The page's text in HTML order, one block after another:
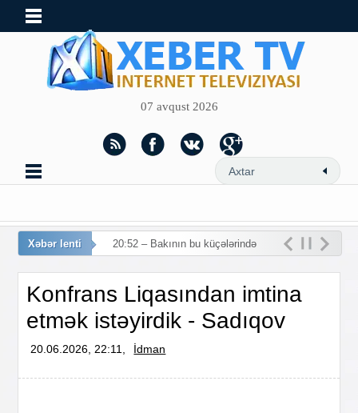
07 avqust 2026
Xəbər lenti 20:52 – Bakının bu küçələrində
Konfrans Liqasından imtina
etmək istəyirdik - Sadıqov
20.06.2026, 22:11, İdman